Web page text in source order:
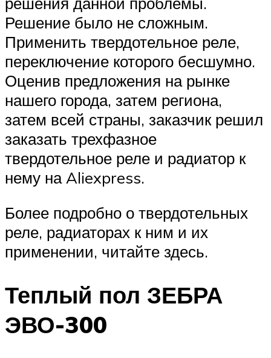
Решение было не сложным.
Применить твердотельное реле,
переключение которого бесшумно.
Оценив предложения на рынке
нашего города, затем региона,
затем всей страны, заказчик решил
заказать трехфазное
твердотельное реле и радиатор к
нему на Al͏i͏e͏x͏p͏r͏e͏s͏s.
Более подробно о твердотельных
реле, радиаторах к ним и их
применении, читайте здесь.
Теплый пол ЗЕБРА
ЭВО-300